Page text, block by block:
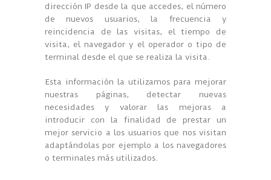
dirección IP desde la que accedes, el número
de nuevos usuarios, la frecuencia y
reincidencia de las visitas, el tiempo de
visita, el navegador y el operador o tipo de
terminal desde el que se realiza la visita.
Esta información la utilizamos para mejorar
nuestras páginas, detectar nuevas
necesidades y valorar las mejoras a
introducir con la finalidad de prestar un
mejor servicio a los usuarios que nos visitan
adaptándolas por ejemplo a los navegadores
o terminales más utilizados.